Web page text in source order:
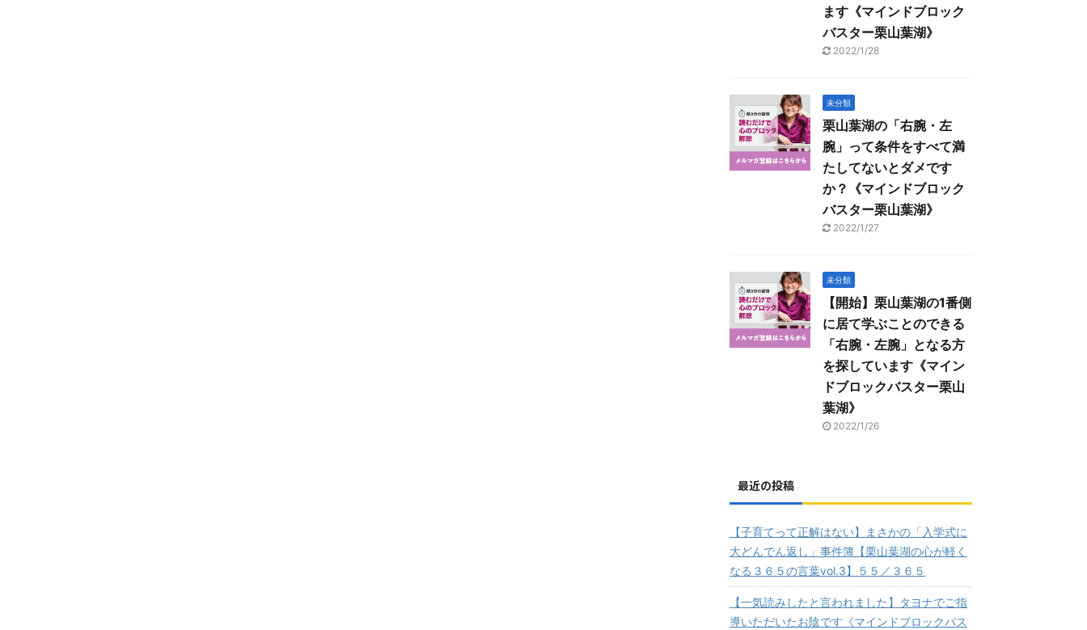
ます《マインドブロック
バスター栗山葉湖》
2022/1/28
未分類
栗山葉湖の「右腕・左
腕」って条件をすべて満
たしてないとダメです
か？《マインドブロック
バスター栗山葉湖》
2022/1/27
未分類
【開始】栗山葉湖の1番側
に居て学ぶことのできる
「右腕・左腕」となる方
を探しています《マイン
ドブロックバスター栗山
葉湖》
2022/1/26
最近の投稿
【子育てって正解はない】まさかの「入学式に
大どんでん返し」事件簿【栗山葉湖の心が軽く
なる３６５の言葉vol.3】５５／３６５
【一気読みしたと言われました】タヨナでご指
導いただいたお陰です《マインドブロックバス